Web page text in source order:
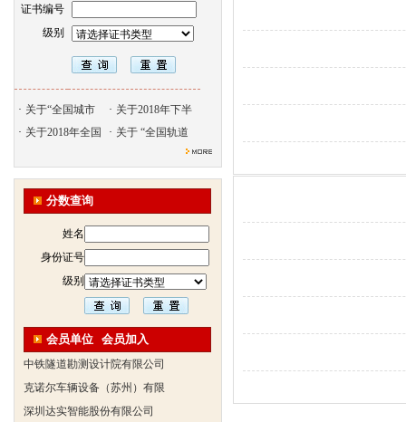
证书编号
级别
· 关于“全国城市 · 关于2018年下半
· 关于2018年全国 · 关于 “全国轨道
分数查询
姓名
身份证号
级别
会员单位 会员加入
北京天久智达教育咨询有限公
振威国际展览有限公司
浙江广播电视大学培训学院
陕西交通职业技术学院
西安三资职业学院
安弗施无线射频系统(上海)有
达诺巴特集团（中国）
欧姆龙自动化（中国）有限公
中铁隧道勘测设计院有限公司